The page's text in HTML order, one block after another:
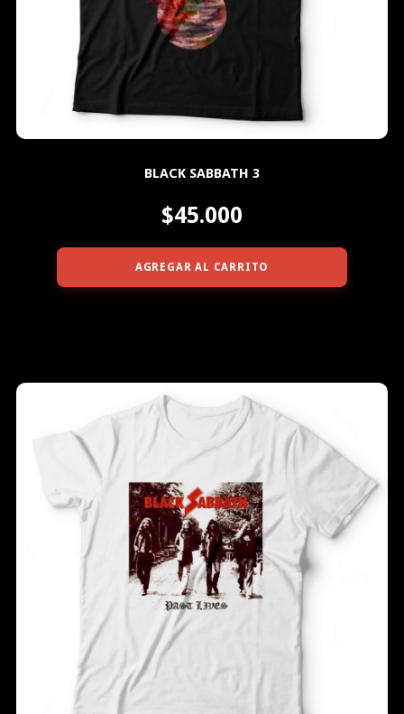
BLACK SABBATH 3
$45.000
AGREGAR AL CARRITO